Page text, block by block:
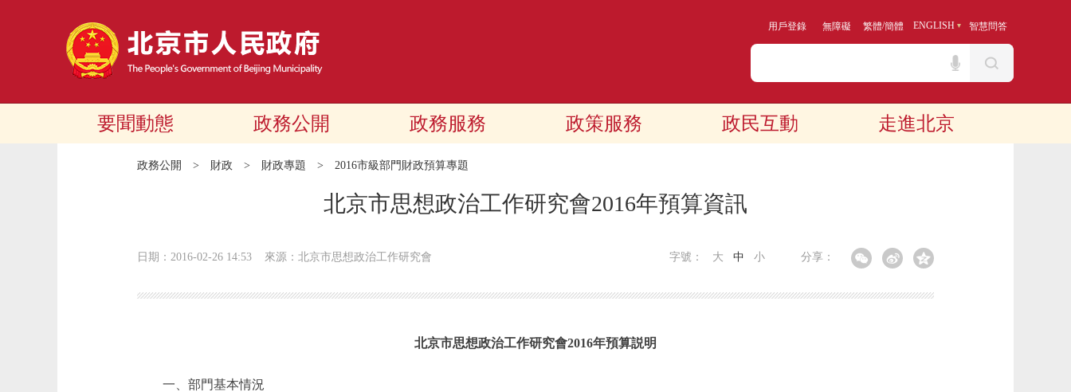
用戶登錄 無障礙 繁體/簡體 ENGLISH 智慧問答
要聞動態 政務公開 政務服務 政策服務 政民互動 走進北京
政務公開 > 財政 > 財政專題 > 2016市級部門財政預算專題
北京市思想政治工作研究會2016年預算資訊
日期：2016-02-26 14:53 來源：北京市思想政治工作研究會 分享：
字號： 大 中 小
北京市思想政治工作研究會2016年預算説明
一、部門基本情況